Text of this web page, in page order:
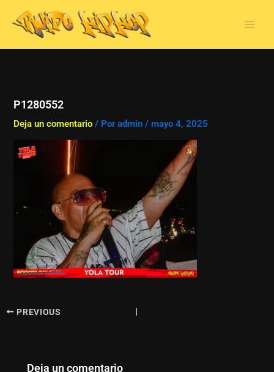
contenido
P1280552
Deja un comentario / Poradmin/mayo 4, 2025
PREVIOUS
Deja un comentario